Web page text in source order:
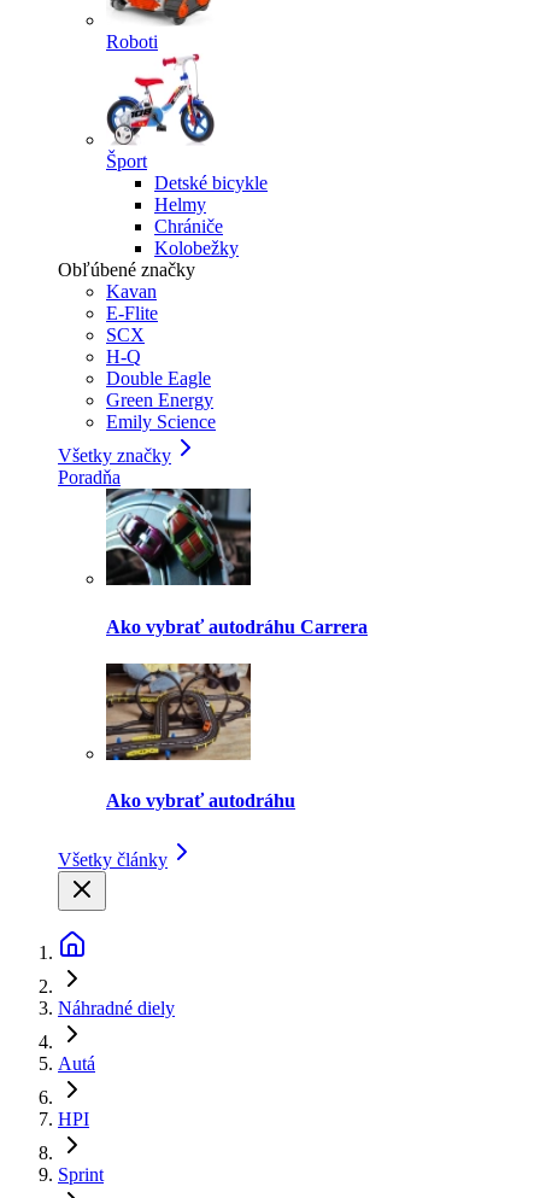
Roboti
Šport
Detské bicykle
Helmy
Chrániče
Kolobežky
Obľúbené značky
Kavan
E-Flite
SCX
H-Q
Double Eagle
Green Energy
Emily Science
Všetky značky
Poradňa
Ako vybrať autodráhu Carrera
Ako vybrať autodráhu
Všetky články
Náhradné diely
Autá
HPI
Sprint